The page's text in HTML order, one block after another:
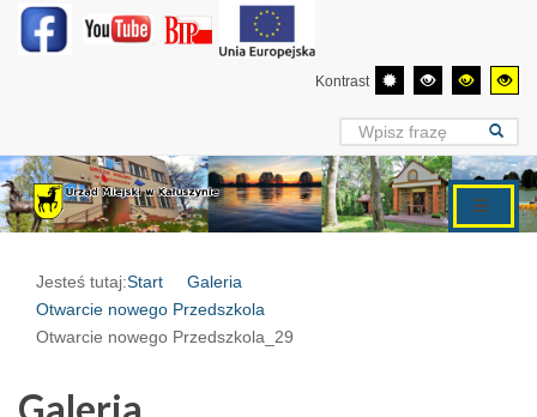
Kontrast
Jesteś tutaj:Start
Galeria
Otwarcie nowego Przedszkola
Otwarcie nowego Przedszkola_29